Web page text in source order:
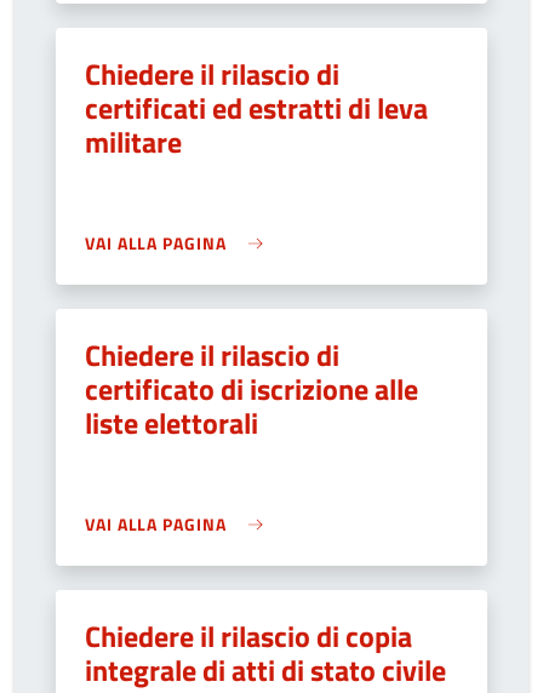
Chiedere il rilascio di
certificati ed estratti di leva
militare
VAI ALLA PAGINA
Chiedere il rilascio di
certificato di iscrizione alle
liste elettorali
VAI ALLA PAGINA
Chiedere il rilascio di copia
integrale di atti di stato civile